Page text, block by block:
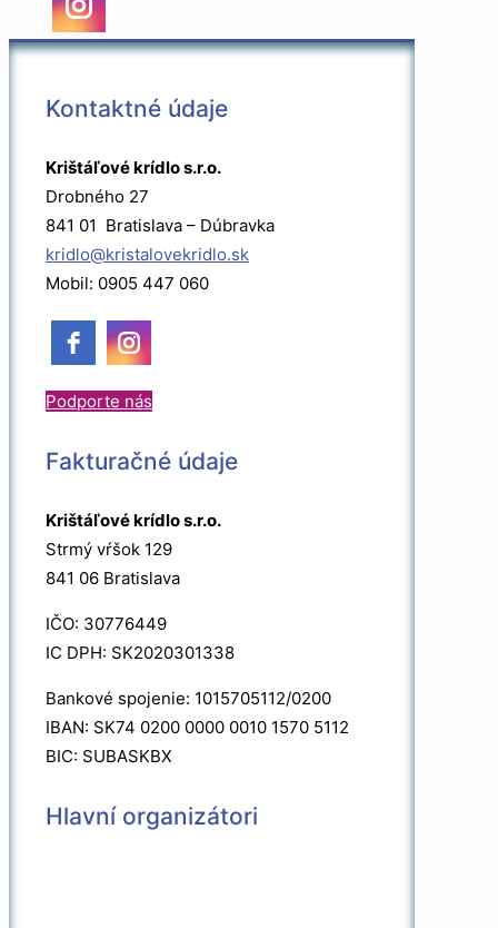
Kontaktné údaje
Krištáľové krídlo s.r.o.
Drobného 27
841 01 Bratislava – Dúbravka
kridlo@kristalovekridlo.sk
Mobil: 0905 447 060
Podporte nás
Fakturačné údaje
Krištáľové krídlo s.r.o.
Strmý vŕšok 129
841 06 Bratislava
IČO: 30776449
IC DPH: SK2020301338
Bankové spojenie: 1015705112/0200
IBAN: SK74 0200 0000 0010 1570 5112
BIC: SUBASKBX
Hlavní organizátori